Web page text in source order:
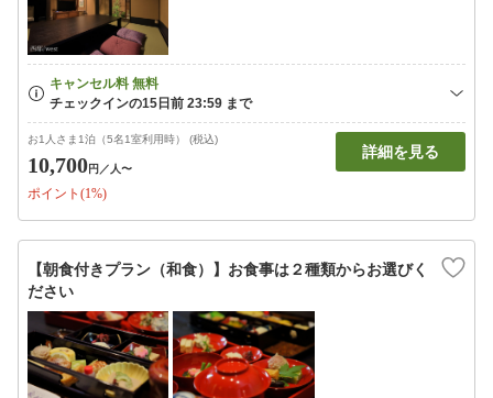
お1人さま1泊（5名1室利用時） (税込)
10,700円 ／人〜
ポイント(1%)
詳細を見る
【朝食付きプラン（和食）】お食事は２種類からお選びく
ださい